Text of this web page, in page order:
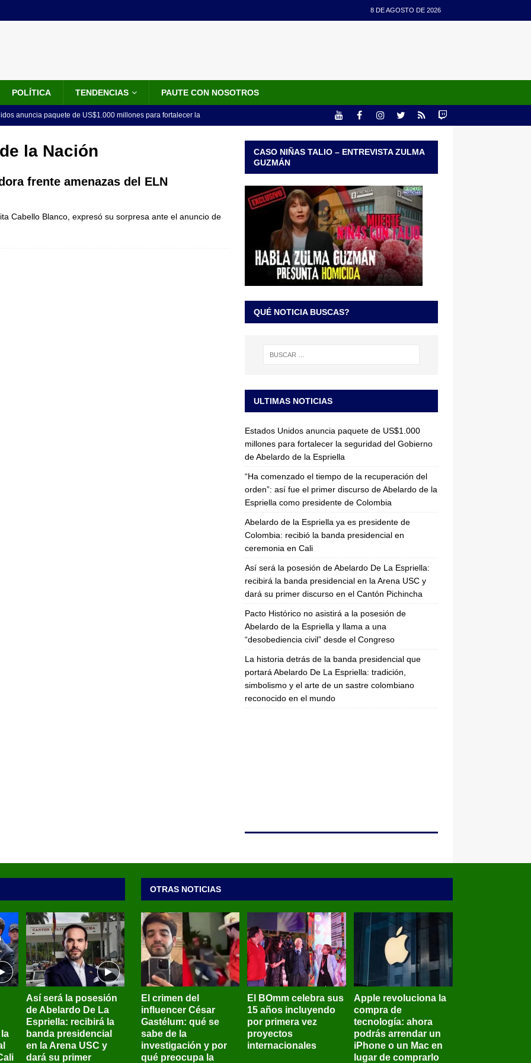
8 DE AGOSTO DE 2026
POLÍTICA TENDENCIAS PAUTE CON NOSOTROS
anuncia paquete de US$1.000 millones para fortalecer la
el tiempo de la recuperación del orden”: así fue el primer
como presidente de Colombia JUDICIALES
LO ÚLTIMO
la Nación
frente amenazas del ELN
Cabello Blanco, expresó su sorpresa ante el anuncio de
CASO NIÑAS TALIO – ENTREVISTA ZULMA
GUZMÁN
QUÉ NOTICIA BUSCAS?
ULTIMAS NOTICIAS
Estados Unidos anuncia paquete de US$1.000
millones para fortalecer la seguridad del Gobierno
de Abelardo de la Espriella
“Ha comenzado el tiempo de la recuperación del
orden”: así fue el primer discurso de Abelardo de la
Espriella como presidente de Colombia
Abelardo de la Espriella ya es presidente de
Colombia: recibió la banda presidencial en
ceremonia en Cali
Así será la posesión de Abelardo De La Espriella:
recibirá la banda presidencial en la Arena USC y
dará su primer discurso en el Cantón Pichincha
Pacto Histórico no asistirá a la posesión de
Abelardo de la Espriella y llama a una
“desobediencia civil” desde el Congreso
La historia detrás de la banda presidencial que
portará Abelardo De La Espriella: tradición,
simbolismo y el arte de un sastre colombiano
reconocido en el mundo
Así será la posesión
de Abelardo De La
Espriella: recibirá la
banda presidencial
en la Arena USC y
dará su primer
OTRAS NOTICIAS
El crimen del
influencer César
Gastélum: qué se
sabe de la
investigación y por
qué preocupa la
El BOmm celebra sus
15 años incluyendo
por primera vez
proyectos
internacionales
Apple revoluciona la
compra de
tecnología: ahora
podrás arrendar un
iPhone o un Mac en
lugar de comprarlo